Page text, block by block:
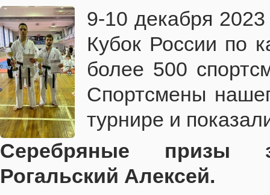
9-10 декабря
Кубок России по
более 500
Спортсмены
турнире и
Серебряные призы
Рогальский Алексей.